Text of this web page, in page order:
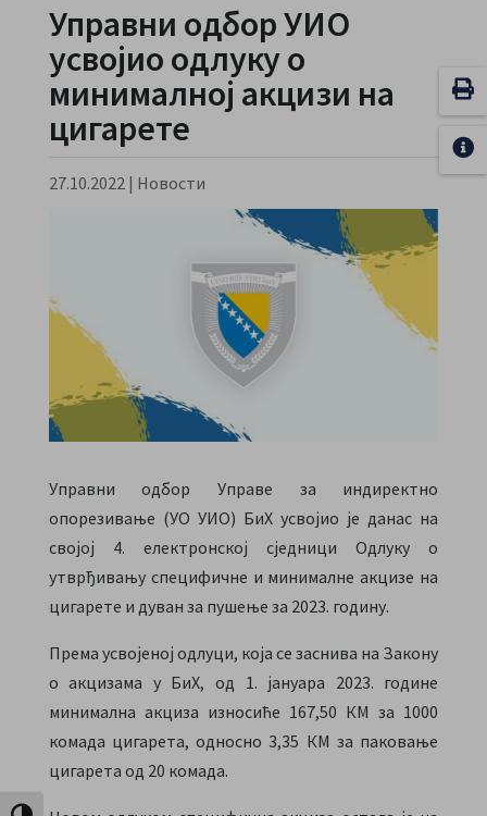
Управни одбор УИО
усвојио одлуку о
минималној акцизи на
цигарете
27.10.2022 | Новости
Управни одбор Управе за индиректно
опорезивање (УО УИО) БиХ усвојио је данас на
својој 4. електронској сједници Одлуку о
утврђивању специфичне и минималне акцизе на
цигарете и дуван за пушење за 2023. годину.
Према усвојеној одлуци, која се заснива на Закону
о акцизама у БиХ, од 1. јануара 2023. године
минимална акциза износиће 167,50 КМ за 1000
комада цигарета, односно 3,35 КМ за паковање
цигарета од 20 комада.